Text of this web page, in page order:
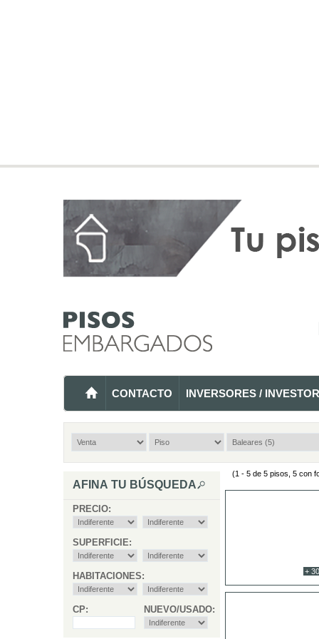
CONTACTO INVERSORES /
AFINA TU BÚSQUEDA
PRECIO:
SUPERFICIE:
HABITACIONES:
CP: NUEVO/USADO:
(1 - 5 de 5 pisos, 5 con
+